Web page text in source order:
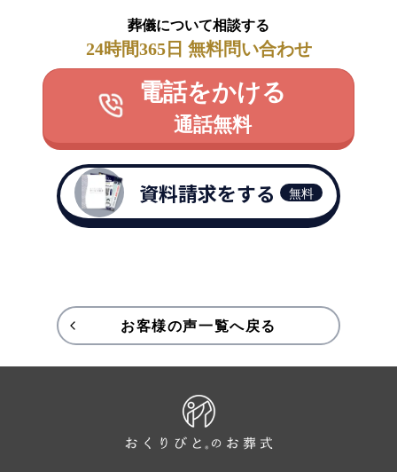
葬儀について相談する
24時間365日 無料問い合わせ
電話をかける
通話無料
資料請求をする 無料
お客様の声一覧へ戻る